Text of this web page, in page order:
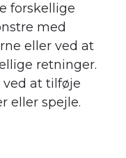
forskellige
med
eller ved at
retninger.
at tilføje
eller spejle.